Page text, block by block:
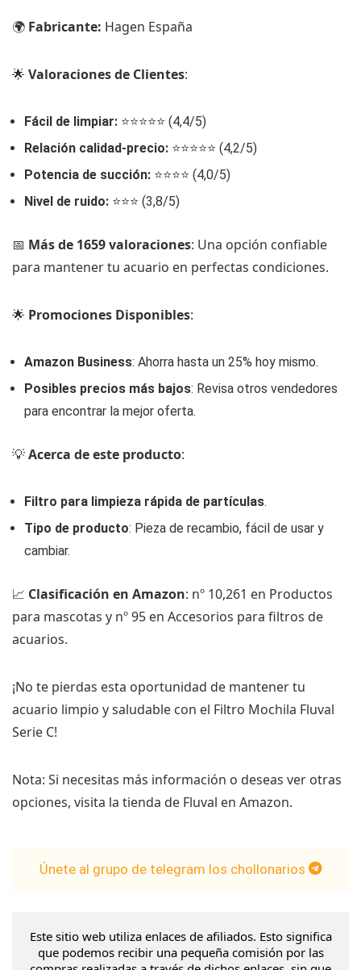
🌍 Fabricante: Hagen España
🌟 Valoraciones de Clientes:
Fácil de limpiar: ⭐️⭐️⭐️⭐️⭐️ (4,4/5)
Relación calidad-precio: ⭐️⭐️⭐️⭐️⭐️ (4,2/5)
Potencia de succión: ⭐️⭐️⭐️⭐️ (4,0/5)
Nivel de ruido: ⭐️⭐️⭐️ (3,8/5)
📅 Más de 1659 valoraciones: Una opción confiable
para mantener tu acuario en perfectas condiciones.
🌟 Promociones Disponibles:
Amazon Business: Ahorra hasta un 25% hoy mismo.
Posibles precios más bajos: Revisa otros vendedores
para encontrar la mejor oferta.
💡Acerca de este producto:
Filtro para limpieza rápida de partículas.
Tipo de producto: Pieza de recambio, fácil de usar y
cambiar.
📈 Clasificación en Amazon: nº 10,261 en Productos
para mascotas y nº 95 en Accesorios para filtros de
acuarios.
¡No te pierdas esta oportunidad de mantener tu
acuario limpio y saludable con el Filtro Mochila Fluval
Serie C!
Nota: Si necesitas más información o deseas ver otras
opciones, visita la tienda de Fluval en Amazon.
Únete al grupo de telegram los chollonarios
Este sitio web utiliza enlaces de afiliados. Esto significa
que podemos recibir una pequeña comisión por las